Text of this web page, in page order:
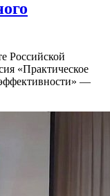
Российской
«Практическое
—